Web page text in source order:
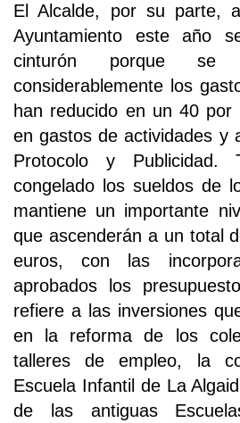
El Alcalde, por su parte,
Ayuntamiento este año
cinturón porque se
considerablemente los
han reducido en un 40 por
en gastos de actividades y
Protocolo y Publicidad.
congelado los sueldos de
mantiene un importante
que ascenderán a un total
euros, con las
aprobados los
refiere a las inversiones
en la reforma de los
talleres de empleo, la
Escuela Infantil de La
de las antiguas